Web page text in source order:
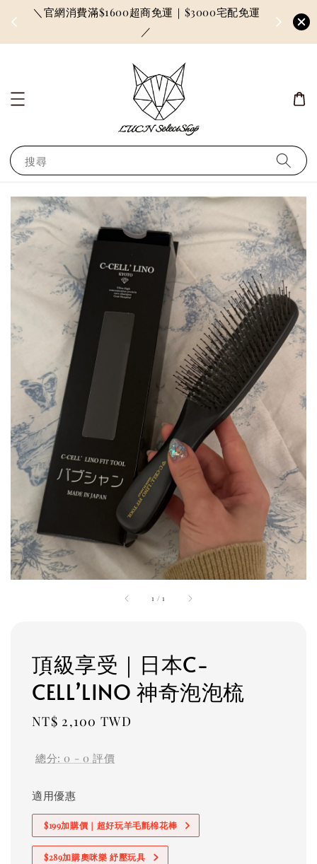
＼官網消費滿$1600超商免運｜$3000宅配免運
／
因訂單
搜尋
1 /1
頂級享受｜日本C-
CELL’LINO 神奇泡泡梳
Regular
NT$ 2,100 TWD
總分: 0 - 0 評價
適用優惠
$199加購價｜超好玩羊毛氈棉花棒
$289加購奧咪樂 紓壓玩具